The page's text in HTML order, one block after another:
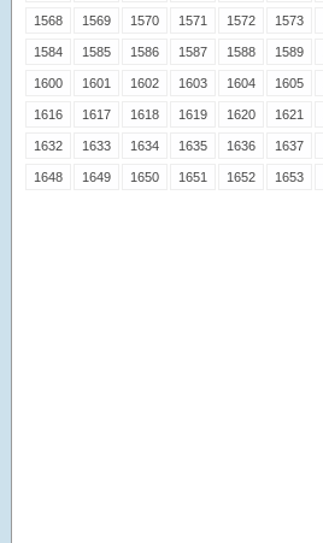
1568 1569 1570 1571 1572 1573
1584 1585 1586 1587 1588 1589
1600 1601 1602 1603 1604 1605
1616 1617 1618 1619 1620 1621
1632 1633 1634 1635 1636 1637
1648 1649 1650 1651 1652 1653